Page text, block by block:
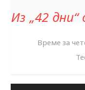
Из „42
Време за